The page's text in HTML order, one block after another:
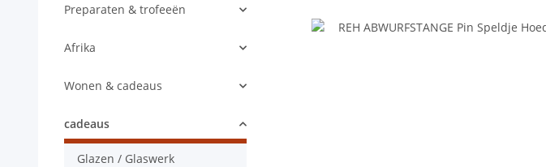
Preparaten & trofeeën
Afrika
Wonen & cadeaus
cadeaus
Glazen / Glaswerk